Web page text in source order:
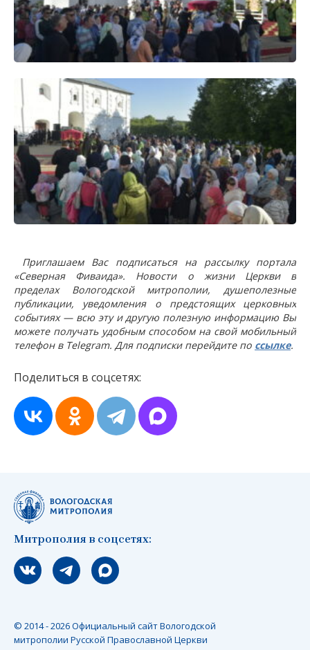
Приглашаем Вас подписаться на рассылку портала
«Северная Фиваида». Новости о жизни Церкви в
пределах Вологодской митрополии, душеполезные
публикации, уведомления о предстоящих церковных
событиях — всю эту и другую полезную информацию Вы
можете получать удобным способом на свой мобильный
телефон в Telegram. Для подписки перейдите по ссылке.
Поделиться в соцсетях:
Митрополия в соцсетях:
Мы вконтакте
Мы в telegram
Мы в Макс
© 2014 - 2026 Официальный сайт Вологодской
митрополии Русской Православной Церкви